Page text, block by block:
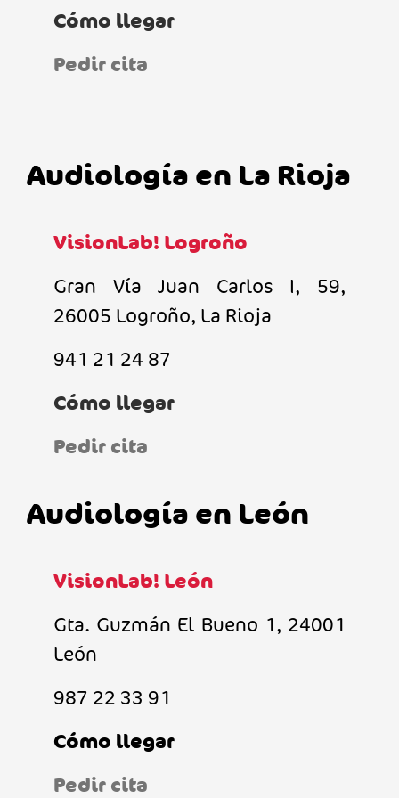
Cómo llegar
Pedir cita
Audiología en La Rioja
VisionLab! Logroño
Gran Vía Juan Carlos I, 59,
26005 Logroño, La Rioja
941 21 24 87
Cómo llegar
Pedir cita
Audiología en León
VisionLab! León
Gta. Guzmán El Bueno 1, 24001
León
987 22 33 91
Cómo llegar
Pedir cita